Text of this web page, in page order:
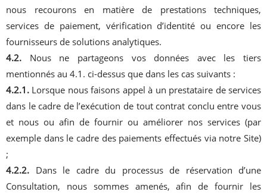
nous recourons en matière de prestations techniques,
services de paiement, vérification d’identité ou encore les
fournisseurs de solutions analytiques.
4.2. Nous ne partageons vos données avec les tiers
mentionnés au 4.1. ci-dessus que dans les cas suivants :
4.2.1. Lorsque nous faisons appel à un prestataire de services
dans le cadre de l’exécution de tout contrat conclu entre vous
et nous ou afin de fournir ou améliorer nos services (par
exemple dans le cadre des paiements effectués via notre Site)
;
4.2.2. Dans le cadre du processus de réservation d’une
Consultation, nous sommes amenés, afin de fournir les